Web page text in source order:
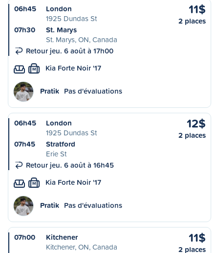
06h45
London
1925 Dundas St
07h30
St. Marys
St. Marys, ON, Canada
Retour jeu. 6 août à 17h00
11$
2 places
M Kia Forte Noir '17
Pratik Pas d'évaluations
06h45
London
1925 Dundas St
07h45
Stratford
Erie St
Retour jeu. 6 août à 16h45
12$
2 places
M Kia Forte Noir '17
Pratik Pas d'évaluations
07h00
Kitchener
Kitchener, ON, Canada
11$
2 places